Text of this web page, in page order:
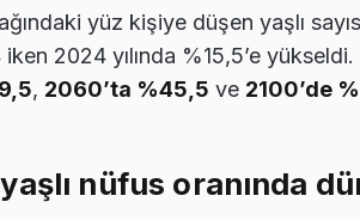
yüz kişiye düşen yaşlı
iken 2024 yılında %15,5’e
, 2060’ta %45,5 ve 2100’de
nüfus oranında